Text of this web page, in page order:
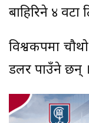
बाहिरिने ४
विश्वकपमा
डलर पाउँने छन्